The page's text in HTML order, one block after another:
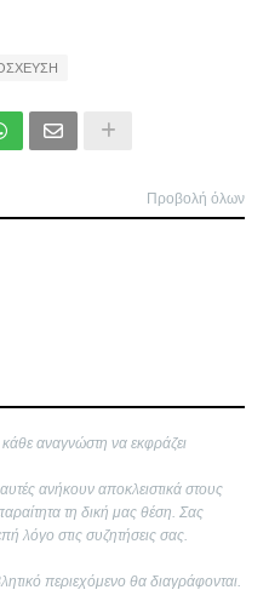
Προβολή όλων
αναγνώστη να εκφράζει
ανήκουν αποκλειστικά στους
τη δική μας θέση. Σας
λόγο στις συζητήσεις σας.
περιεχόμενο θα διαγράφονται.